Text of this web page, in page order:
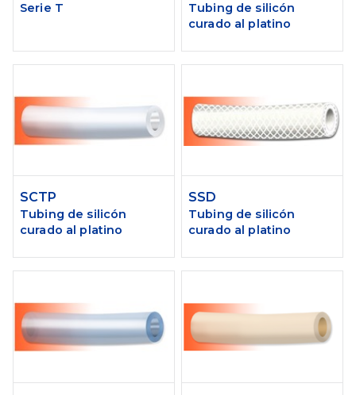
Serie T
Tubing de silicón
curado al platino
SCTP
Tubing de silicón
curado al platino
SSD
Tubing de silicón
curado al platino